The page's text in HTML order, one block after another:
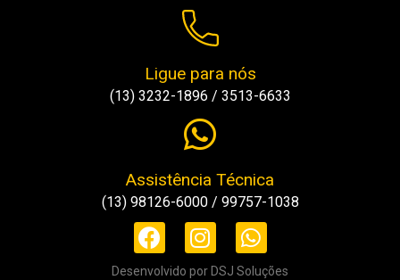
Ligue para nós
(13) 3232-1896 / 3513-6633
Assistência Técnica
(13) 98126-6000 / 99757-1038
Desenvolvido por DSJ Soluções